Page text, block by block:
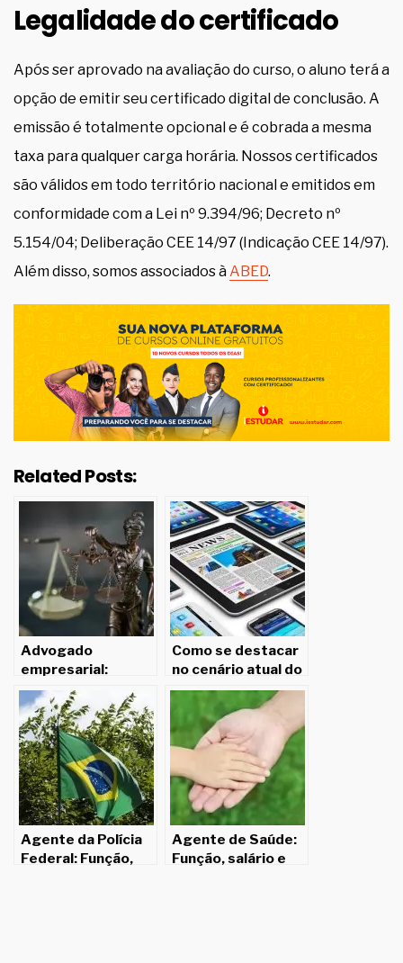
Legalidade do certificado
Após ser aprovado na avaliação do curso, o aluno terá a
opção de emitir seu certificado digital de conclusão. A
emissão é totalmente opcional e é cobrada a mesma
taxa para qualquer carga horária. Nossos certificados
são válidos em todo território nacional e emitidos em
conformidade com a Lei nº 9.394/96; Decreto nº
5.154/04; Deliberação CEE 14/97 (Indicação CEE 14/97).
Além disso, somos associados à ABED.
Related Posts:
Advogado
empresarial:
Função, salário e
competências.
Como se destacar
no cenário atual do
Brasil: Por que
cursos online
gratuitos e uma
opção
Agente da Polícia
Federal: Função,
Agente de Saúde:
Função, salário e